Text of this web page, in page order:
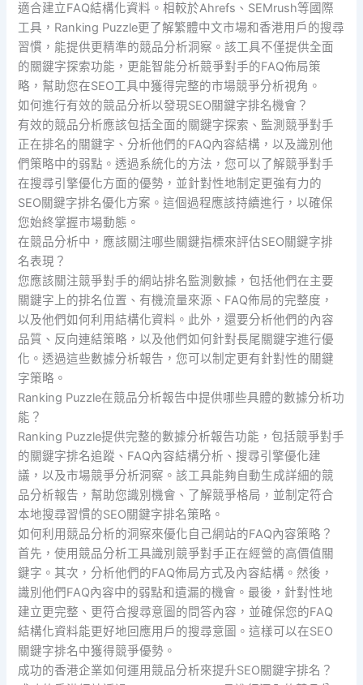
適合建立FAQ結構化資料。相較於Ahrefs、SEMrush等國際
工具，Ranking Puzzle更了解繁體中文市場和香港用戶的搜尋
習慣，能提供更精準的競品分析洞察。該工具不僅提供全面
的關鍵字探索功能，更能智能分析競爭對手的FAQ佈局策
略，幫助您在SEO工具中獲得完整的市場競爭分析視角。
如何進行有效的競品分析以發現SEO關鍵字排名機會？
有效的競品分析應該包括全面的關鍵字探索、監測競爭對手
正在排名的關鍵字、分析他們的FAQ內容結構，以及識別他
們策略中的弱點。透過系統化的方法，您可以了解競爭對手
在搜尋引擎優化方面的優勢，並針對性地制定更強有力的
SEO關鍵字排名優化方案。這個過程應該持續進行，以確保
您始終掌握市場動態。
在競品分析中，應該關注哪些關鍵指標來評估SEO關鍵字排
名表現？
您應該關注競爭對手的網站排名監測數據，包括他們在主要
關鍵字上的排名位置、有機流量來源、FAQ佈局的完整度，
以及他們如何利用結構化資料。此外，還要分析他們的內容
品質、反向連結策略，以及他們如何針對長尾關鍵字進行優
化。透過這些數據分析報告，您可以制定更有針對性的關鍵
字策略。
Ranking Puzzle在競品分析報告中提供哪些具體的數據分析功
能？
Ranking Puzzle提供完整的數據分析報告功能，包括競爭對手
的關鍵字排名追蹤、FAQ內容結構分析、搜尋引擎優化建
議，以及市場競爭分析洞察。該工具能夠自動生成詳細的競
品分析報告，幫助您識別機會、了解競爭格局，並制定符合
本地搜尋習慣的SEO關鍵字排名策略。
如何利用競品分析的洞察來優化自己網站的FAQ內容策略？
首先，使用競品分析工具識別競爭對手正在經營的高價值關
鍵字。其次，分析他們的FAQ佈局方式及內容結構。然後，
識別他們FAQ內容中的弱點和遺漏的機會。最後，針對性地
建立更完整、更符合搜尋意圖的問答內容，並確保您的FAQ
結構化資料能更好地回應用戶的搜尋意圖。這樣可以在SEO
關鍵字排名中獲得競爭優勢。
成功的香港企業如何運用競品分析來提升SEO關鍵字排名？